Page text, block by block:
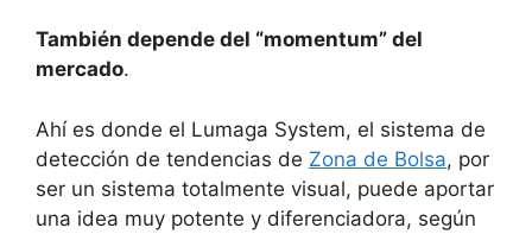
También depende del “momentum” del
mercado.
Ahí es donde el Lumaga System, el sistema de
detección de tendencias de Zona de Bolsa, por
ser un sistema totalmente visual, puede aportar
una idea muy potente y diferenciadora, según